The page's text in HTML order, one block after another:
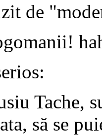
de
Tache,
să se